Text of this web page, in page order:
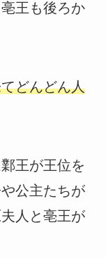
王も後ろか
どんどん人
王が王位を
公主たちが
人と亳王が